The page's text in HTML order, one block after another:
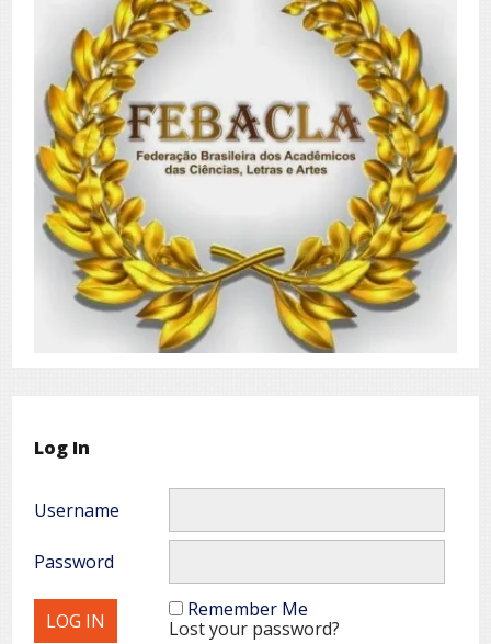
Log In
Username
Password
Remember Me
Lost your password?